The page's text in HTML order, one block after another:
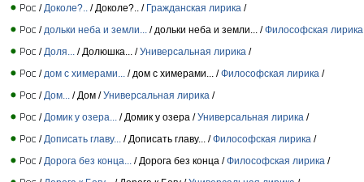
/ Доколе?.. / Доколе?.. / Гражданская лирика /
/ дольки неба и земли... / дольки неба и земли... /Философская лирика
/ Доля... / Долюшка... /Универсальная лирика /
/ дом с химерами... / дом с химерами... /Философская лирика /
/ Дом... / Дом /Универсальная лирика /
/ Домик у озера... / Домик у озера /Универсальная лирика /
/ Дописать главу... / Дописать главу... /Философская лирика /
/ Дорога без конца... / Дорога без конца /Философская лирика /